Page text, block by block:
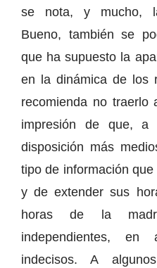
se nota, y mucho,
Bueno, también se
que ha supuesto la
en la dinámica de los
recomienda no
impresión de que,
disposición más
tipo de información
y de extender sus
horas de la
independientes, en
indecisos. A